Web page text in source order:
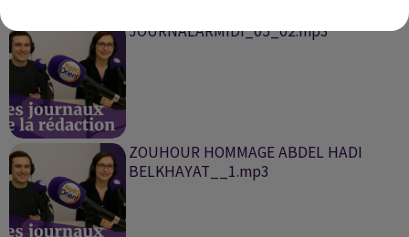
JOURNALARMIDI_05_02.mp3
ZOUHOUR HOMMAGE ABDEL HADI
BELKHAYAT__1.mp3